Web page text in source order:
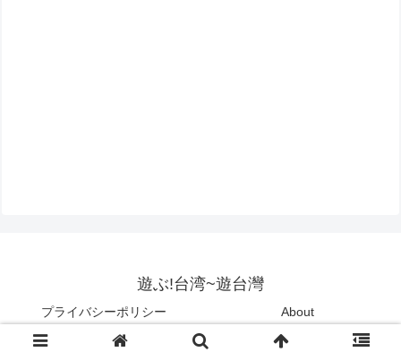
遊ぶ!台湾~遊台灣
プライバシーポリシー About
Copyright © 2015-2026 遊ぶ!台湾~遊台灣 All Rights Reserved.